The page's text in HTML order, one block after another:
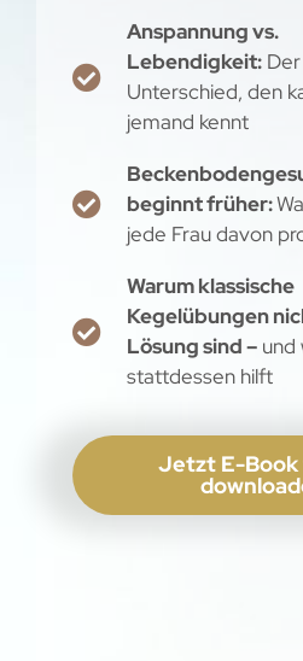
Anspannung vs.
Lebendigkeit: Der
Unterschied, den
jemand kennt
beginnt früher:
jede Frau davon
Warum klassische
Kegelübungen
Lösung sind – und
stattdessen hilft
Jetzt E-